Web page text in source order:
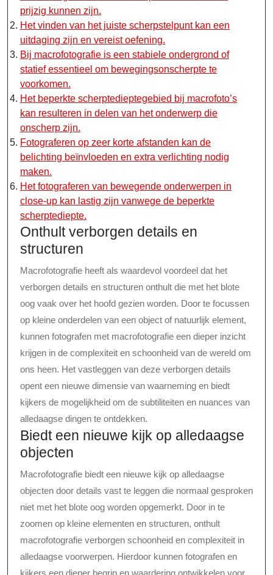
prijzig kunnen zijn.
Het vinden van het juiste scherpstelpunt kan een
uitdaging zijn en vereist oefening.
Bij macrofotografie is een stabiele ondergrond of
statief essentieel om bewegingsonscherpte te
voorkomen.
Het beperkte scherptedieptegebied bij macrofoto’s
kan resulteren in delen van het onderwerp die
onscherp zijn.
Fotograferen op zeer korte afstanden kan de
belichting beïnvloeden en extra verlichting nodig
maken.
Het fotograferen van bewegende onderwerpen in
close-up kan lastig zijn vanwege de beperkte
scherptediepte.
Onthult verborgen details en
structuren
Macrofotografie heeft als waardevol voordeel dat het
verborgen details en structuren onthult die met het blote
oog vaak over het hoofd gezien worden. Door te focussen
op kleine onderdelen van een object of natuurlijk element,
kunnen fotografen met macrofotografie een dieper inzicht
krijgen in de complexiteit en schoonheid van de wereld om
ons heen. Het vastleggen van deze verborgen details
opent een nieuwe dimensie van waarneming en biedt
kijkers de mogelijkheid om de subtiliteiten en nuances van
alledaagse dingen te ontdekken.
Biedt een nieuwe kijk op alledaagse
objecten
Macrofotografie biedt een nieuwe kijk op alledaagse
objecten door details vast te leggen die normaal gesproken
niet met het blote oog worden opgemerkt. Door in te
zoomen op kleine elementen en structuren, onthult
macrofotografie verborgen schoonheid en complexiteit in
alledaagse voorwerpen. Hierdoor kunnen fotografen en
kijkers een dieper begrip en waardering ontwikkelen voor